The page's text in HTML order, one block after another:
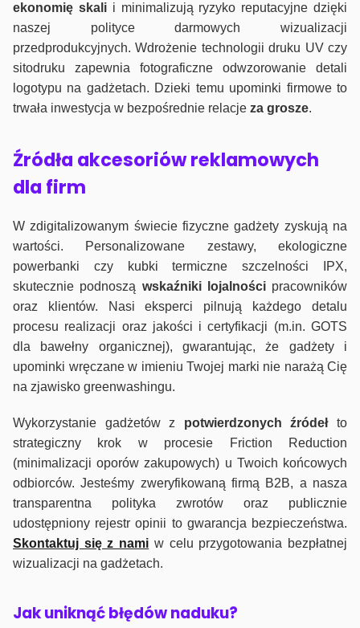
ekonomię skalii minimalizują ryzyko reputacyjne dzięki
naszej polityce darmowych wizualizacji
przedprodukcyjnych. Wdrożenie technologii druku UV czy
sitodruku zapewnia fotograficzne odwzorowanie detali
logotypu na gadżetach. Dzieki temu upominki firmowe to
trwała inwestycja w bezpośrednie relacje za grosze.
Źródła akcesoriów reklamowych
dla firm
W zdigitalizowanym świecie fizyczne gadżety zyskują na
wartości. Personalizowane zestawy, ekologiczne
powerbanki czy kubki termiczne szczelności IPX,
skutecznie podnoszą wskaźniki lojalnościpracowników
oraz klientów. Nasi eksperci pilnują każdego detalu
procesu realizacji oraz jakości i certyfikacji (m.in. GOTS
dla bawełny organicznej), gwarantując, że gadżety i
upominki wręczane w imieniu Twojej marki nie narażą Cię
na zjawisko greenwashingu.
Wykorzystanie gadżetów z potwierdzonych źródełto
strategiczny krok w procesie Friction Reduction
(minimalizacji oporów zakupowych) u Twoich końcowych
odbiorców. Jesteśmy zweryfikowaną firmą B2B, a nasza
transparentna polityka zwrotów oraz publicznie
udostępniony rejestr opinii to gwarancja bezpieczeństwa.
Skontaktuj się z nami w celu przygotowania bezpłatnej
wizualizacji na gadżetach.
Jak uniknąć błędów naduku?